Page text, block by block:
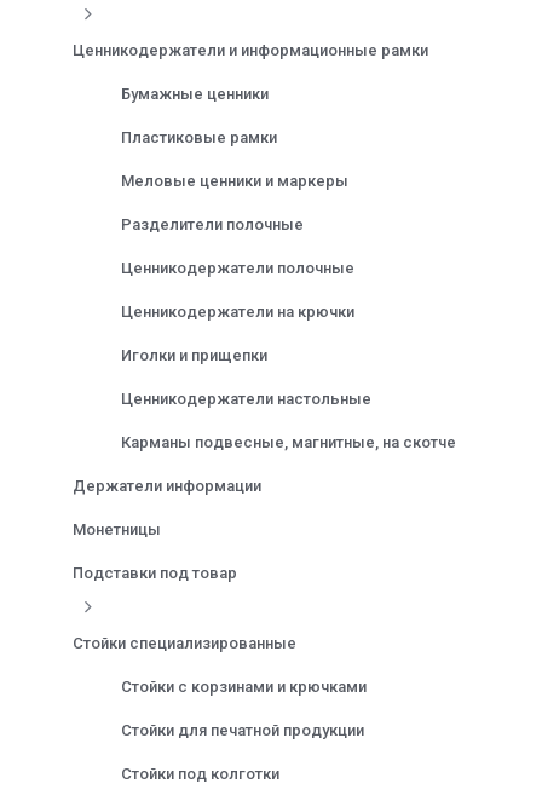
Ценникодержатели и информационные рамки
Бумажные ценники
Пластиковые рамки
Меловые ценники и маркеры
Разделители полочные
Ценникодержатели полочные
Ценникодержатели на крючки
Иголки и прищепки
Ценникодержатели настольные
Карманы подвесные, магнитные, на скотче
Держатели информации
Монетницы
Подставки под товар
Стойки специализированные
Стойки с корзинами и крючками
Стойки для печатной продукции
Стойки под колготки